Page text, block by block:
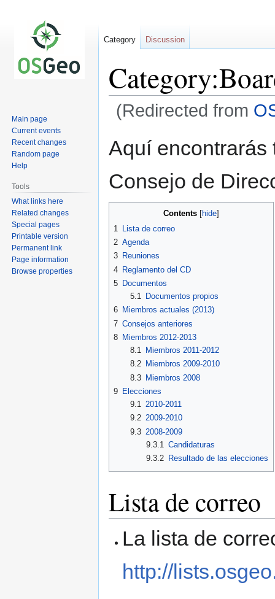
(Redirected from
to
to
Aquí encontrarás
Consejo de
Contents
1
Lista de correo
2 Agenda
3 Reuniones
4 Reglamento del CD
5 Documentos
5.1
Documentos propios
6 Miembros actuales (2013)
7 Consejos anteriores
8 Miembros 2012-2013
8.1
Miembros 2011-2012
8.2
Miembros 2009-2010
8.3 Miembros 2008
9 Elecciones
9.1
2010-2011
9.2 2009-2010
9.3 2008-2009
9.3.1
Candidaturas
9.3.2 Resultado de las elecciones
Lista de correo
La lista de
http://
Category Discussion
Main page
Current events
Recent changes
Random page
Help
Tools
What links here
Related changes
Special pages
Printable version
Permanent link
Page information
Browse properties